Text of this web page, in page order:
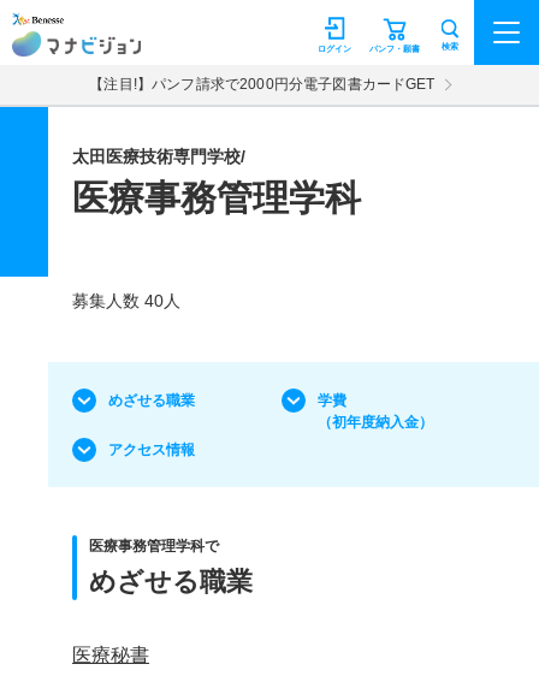
マナビジョン パンフ・願書
ログイン 検索
【注目!】パンフ請求で2000円分電子図書カードGET
太田医療技術専門学校/
医療事務管理学科
募集人数 40人
めざせる職業
学費
（初年度納入金）
アクセス情報
医療事務管理学科で
めざせる職業
医療秘書